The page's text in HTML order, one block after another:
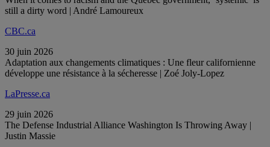
still a dirty word | André Lamoureux
CBC.ca
30 juin 2026
Adaptation aux changements climatiques : Une fleur californienne
développe une résistance à la sécheresse | Zoé Joly-Lopez
LaPresse.ca
29 juin 2026
The Defense Industrial Alliance Washington Is Throwing Away |
Justin Massie